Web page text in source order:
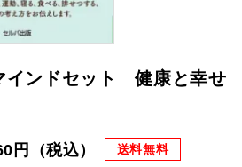
インドセット 健康と幸せ
円（税込） 送料無料